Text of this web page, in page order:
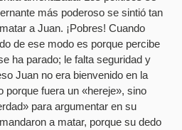
más poderoso se sintió tan
a Juan. ¡Pobres! Cuando
de ese modo es porque percibe
ha parado; le falta seguridad y
Juan no era bienvenido en la
fuera un «hereje», sino
para argumentar en su
a matar, porque su dedo